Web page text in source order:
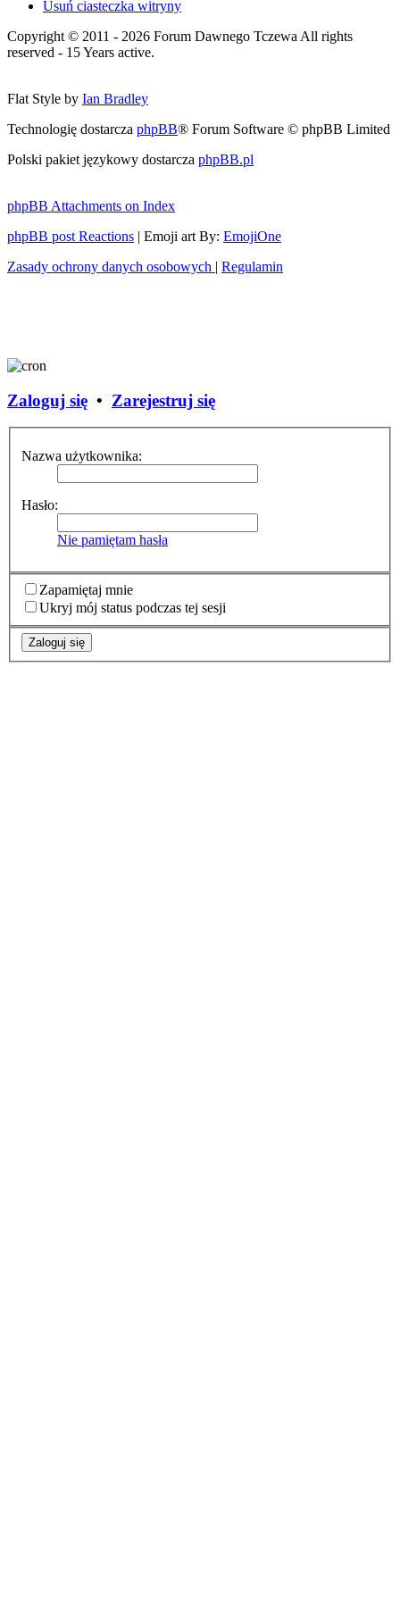
Usuń ciasteczka witryny
Copyright © 2011 - 2026 Forum Dawnego Tczewa All rights
reserved - 15 Years active.
Flat Style by Ian Bradley
Technologię dostarcza phpBB® Forum Software © phpBB Limited
Polski pakiet językowy dostarcza phpBB.pl
phpBB Attachments on Index
phpBB post Reactions | Emoji art By: EmojiOne
Zasady ochrony danych osobowych | Regulamin
Zaloguj się • Zarejestruj się
Nazwa użytkownika:
Hasło:
Nie pamiętam hasła
Zapamiętaj mnie
Ukryj mój status podczas tej sesji